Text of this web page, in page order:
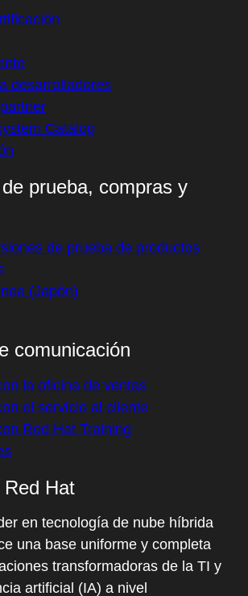
desarrolladores
Catalog
prueba, compras y
de prueba de productos
(Japón)
comunicación
la oficina de ventas
el servicio al cliente
Red Hat Training
Hat
en tecnología de nube híbrida
una base uniforme y completa
transformadoras de la TI y
artificial (IA) a nivel